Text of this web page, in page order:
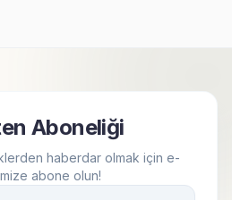
Aboneliği
haberdar olmak için e-
abone olun!